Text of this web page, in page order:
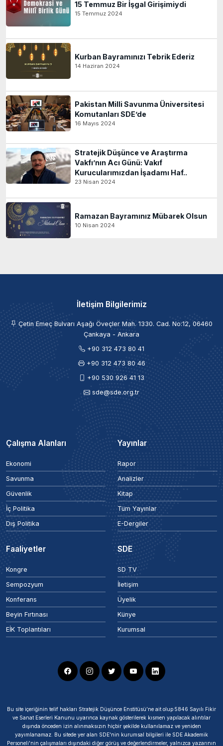
15 Temmuz Bir İşgal Girişimiydi
15 Temmuz 2024
Kurban Bayramınızı Tebrik Ederiz
14 Haziran 2024
Pakistan Milli Savunma Üniversitesi
Komutanları SDE’de
16 Mayıs 2024
Stratejik Düşünce ve Araştırma
Vakfı’nın Acı Günü: Vakıf
Kurucularımızdan İşadamı Haf..
23 Nisan 2024
Ramazan Bayramınız Mübarek Olsun
10 Nisan 2024
İletişim Bilgilerimiz
Çetin Emeç Bulvarı Aşağı Öveçler Mah. 1330. Cad. No:12, 06460
Çankaya - Ankara
+90 312 473 80 41
+90 312 473 80 46
+90 530 926 41 13
sde@sde.org.tr
Çalışma Alanları
Ekonomi
Savunma
Güvenlik
İç Politika
Dış Politika
Yayınlar
Rapor
Analizler
Kitap
Tüm Yayınlar
E-Dergiler
Faaliyetler
Kongre
Sempozyum
Konferans
Beyin Fırtınası
EİK Toplantıları
SDE
SD TV
İletişim
Üyelik
Künye
Kurumsal
Bu site içeriğinin telif hakları Stratejik Düşünce Enstitüsü’ne ait olup 5846 Sayılı Fikir
ve Sanat Eserleri Kanunu uyarınca kaynak gösterilerek kısmen yapılacak alıntılar
dışında önceden izin alınmaksızın hiçbir şekilde kullanılamaz ve yeniden
yayımlanamaz. Bu sitede yer alan SDE'nin kurumsal bilgileri ile SDE Akademik
Personeli'nin çalışmaları dışındaki diğer görüş ve değerlendirmeler, yalnızca yazarının